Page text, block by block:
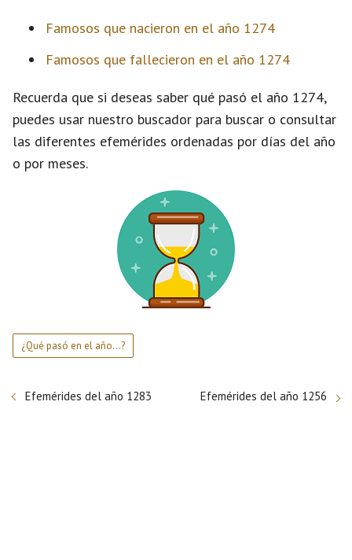
Famosos que nacieron en el año 1274
Famosos que fallecieron en el año 1274
Recuerda que si deseas saber qué pasó el año 1274,
puedes usar nuestro buscador para buscar o consultar
las diferentes efemérides ordenadas por días del año
o por meses.
¿Qué pasó en el año...?
Efemérides del año 1283 Efemérides del año 1256